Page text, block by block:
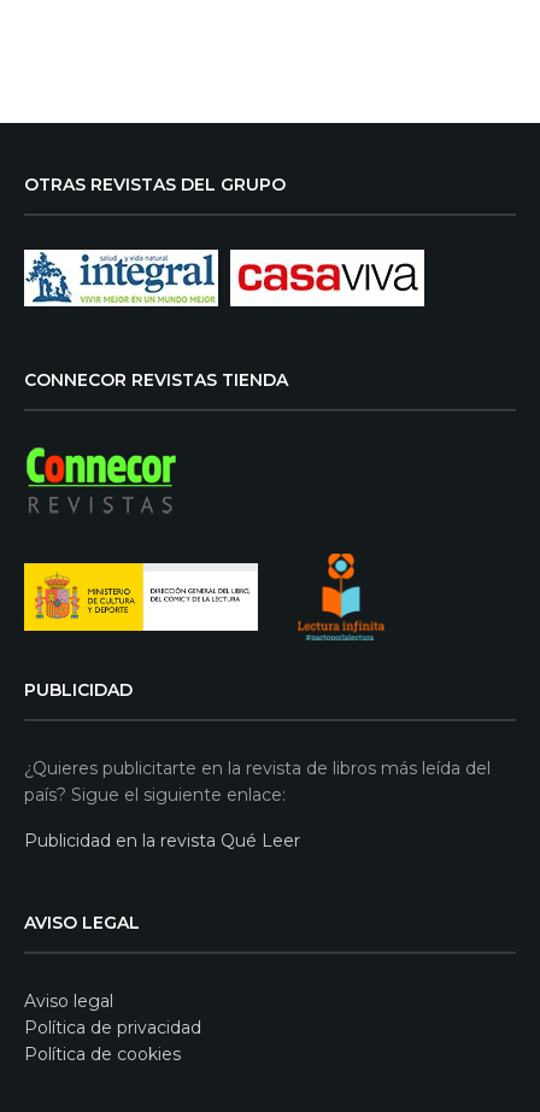
OTRAS REVISTAS DEL GRUPO
CONNECOR REVISTAS TIENDA
PUBLICIDAD
¿Quieres publicitarte en la revista de libros más leída del
país? Sigue el siguiente enlace:
Publicidad en la revista Qué Leer
AVISO LEGAL
Aviso legal
Política de privacidad
Política de cookies